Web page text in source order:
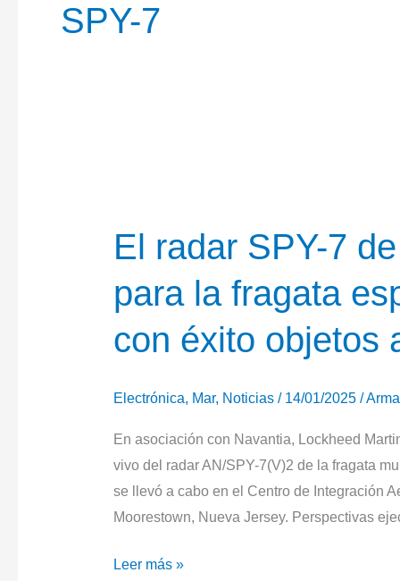
SPY-7
El radar SPY-7
para la fragata
con éxito objetos
Electrónica, Mar, Noticias/ 14/01/2025 /
En asociación con Navantia, Lockheed
vivo del radar AN/SPY-7(V)2 de la fragata
se llevó a cabo en el Centro de Integración
Moorestown, Nueva Jersey. Perspectivas
El
Leer más »